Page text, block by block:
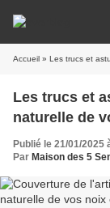
Accueil » Les trucs et
Les trucs et
naturelle de
Publié le 21/01/2025
Par Maison des 5